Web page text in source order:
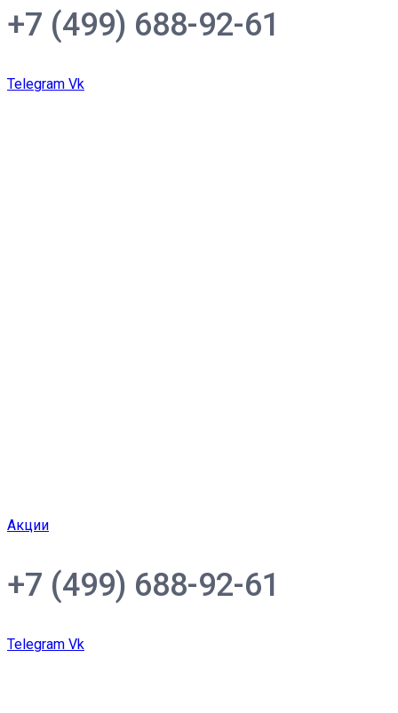
+7 (499) 688-92-61
Telegram Vk
Акции
+7 (499) 688-92-61
Telegram Vk